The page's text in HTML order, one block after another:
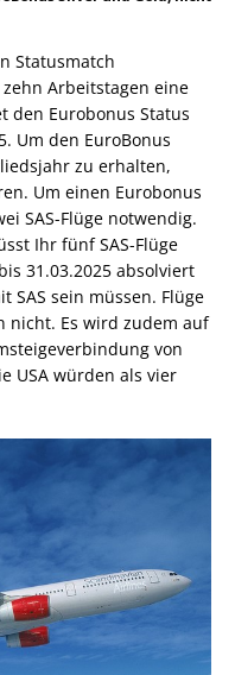
Statusmatch
Arbeitstagen eine
den Eurobonus Status
Um den EuroBonus
zu erhalten,
Um einen Eurobonus
SAS-Flüge notwendig.
Ihr fünf SAS-Flüge
31.03.2025 absolviert
SAS sein müssen. Flüge
nicht. Es wird zudem auf
von
USA würden als vier